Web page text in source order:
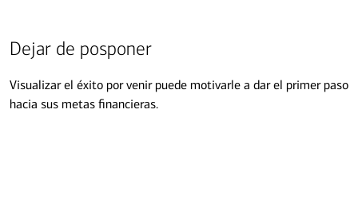
Transcripción
Dejar de posponer
Visualizar el éxito por venir puede motivarle a dar el primer paso
hacia sus metas financieras.